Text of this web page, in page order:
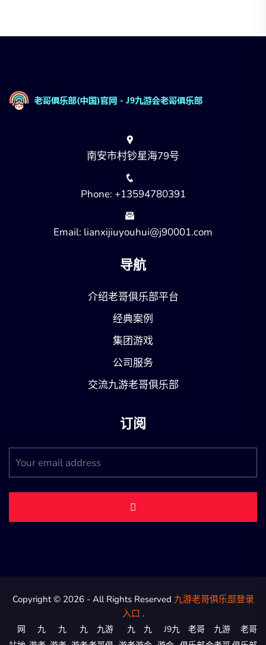
南安市村钞星海79号
Phone: +13594780391
Email: lianxijiuyouhui@j90001.com
导航
介绍老哥俱乐部平台
经典案例
集团游戏
公司服务
交流九游老哥俱乐部
订阅
Copyright © 2026 - All Rights Reserved 九游老哥俱乐部登录
入口 .
网
九
九
九
九游
九
九
J9九
老哥
九游
老哥